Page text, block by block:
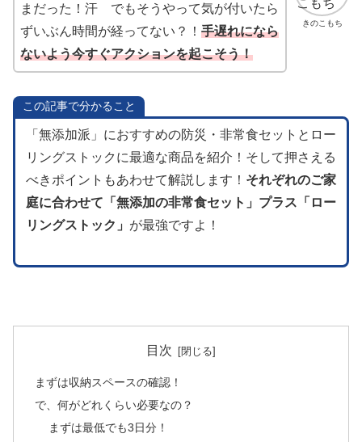
きのこもち
まだった！汗 でもそうやって気が付いたら
ずいぶん時間が経ってない？！ 手遅れになら
ないよう今すぐアクションを起こそう！
この記事で分かること
「無添加派」におすすめの防災・非常食セットとロー
リングストックに最適な商品を紹介！そして押さえる
べきポイントもあわせて解説します！ それぞれのご家
庭に合わせて「無添加の非常食セット」プラス「ロー
リングストック」 が最強ですよ！
目次
まずは収納スペースの確認！
で、何がどれくらい必要なの？
まずは最低でも3日分！